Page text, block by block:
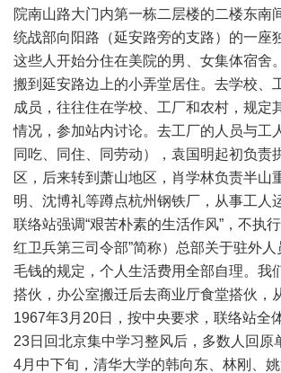
院南山路大门内第一栋二层楼的二楼东南
统战部向阳路（延安路旁的支路）的一座
这些人开始分住在美院的男、女集体宿舍
搬到延安路边上的小弄堂居住。去学校、
成员，往往住在学校、工厂和农村，规定
情况，参加站内讨论。去工厂的人员与工
同吃、同住、同劳动），袁国明起初负责
区，后来转到萧山地区，肖学林负责半山
明、沈博礼等蹲点杭州钢铁厂，从事工人
联络站强调“艰苦朴素的生活作风”，不执行
红卫兵第三司令部”简称）总部关于驻外
毛钱的规定，个人生活费用全部自理。我
搭伙，办公室搬迁后去商业厅食堂搭伙，
1967年3月20日，按中央要求，联络站全
23日回北京集中学习整风后，多数人回原
4月中下旬，清华大学的韩向东、林刚、姚